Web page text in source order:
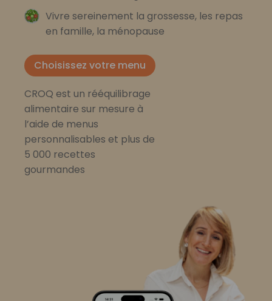
Vivre sereinement la grossesse, les repas
en famille, la ménopause
Choisissez votre menu
CROQ est un rééquilibrage
alimentaire sur mesure à
l’aide de menus
personnalisables et plus de
5 000 recettes
gourmandes